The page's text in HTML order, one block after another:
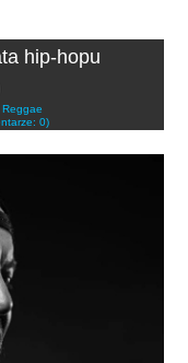
hip-hopu
Reggae
0)